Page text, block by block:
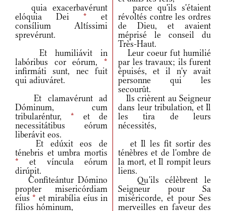
quia exacerbavérunt
elóquia Dei * et
consílium Altíssimi
sprevérunt.
parce qu'ils s'étaient
révoltés contre les ordres
de Dieu, et avaient
méprisé le conseil du
Très-Haut.
Et humiliávit in
labóribus cor eórum, *
infirmáti sunt, nec fuit
qui adiuváret.
Leur coeur fut humilié
par les travaux; ils furent
épuisés, et il n'y avait
personne qui les
secourût.
Et clamavérunt ad
Dóminum, cum
tribularéntur, * et de
necessitátibus eórum
liberávit eos.
Ils crièrent au Seigneur
dans leur tribulation, et Il
les tira de leurs
nécessités,
Et edúxit eos de
ténebris et umbra mortis
* et víncula eórum
dirúpit.
et Il les fit sortir des
ténèbres et de l'ombre de
la mort, et Il rompit leurs
liens.
Confiteántur Dómino
propter misericórdiam
eíus* et mirabília eíus in
fílios hóminum,
Qu'ils célèbrent le
Seigneur pour Sa
miséricorde, et pour Ses
merveilles en faveur des